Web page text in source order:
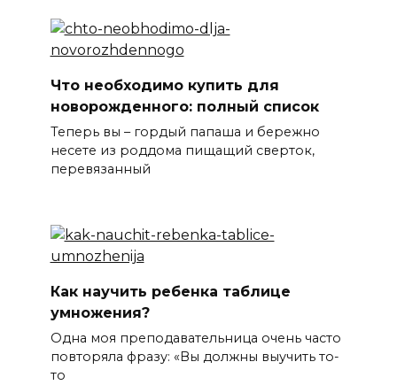
Что необходимо купить для
новорожденного: полный список
Теперь вы – гордый папаша и бережно
несете из роддома пищащий сверток,
перевязанный
Как научить ребенка таблице
умножения?
Одна моя преподавательница очень часто
повторяла фразу: «Вы должны выучить то-
то